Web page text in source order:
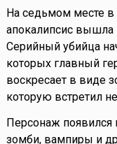
На седьмом месте
апокалипсис вышла
Серийный убийца
которых главный
воскресает в виде
которую встретил
Персонаж
зомби, вампиры и